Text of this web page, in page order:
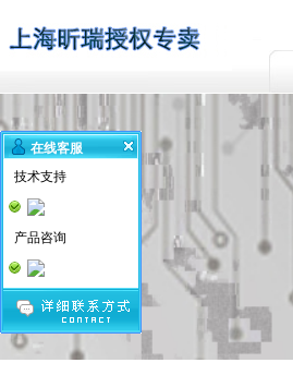
在线客服
技术支持
产品咨询